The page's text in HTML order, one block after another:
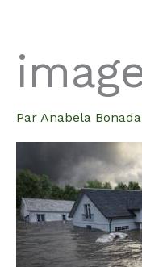
contenu
Par Anabela Bonada